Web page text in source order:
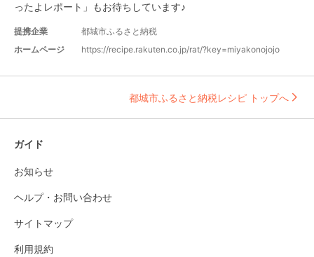
ったよレポート」もお待ちしています♪
提携企業
都城市ふるさと納税
ホームページ
https://recipe.rakuten.co.jp/rat/?key=miyakonojojo
都城市ふるさと納税レシピ トップへ
ガイド
お知らせ
ヘルプ・お問い合わせ
サイトマップ
利用規約